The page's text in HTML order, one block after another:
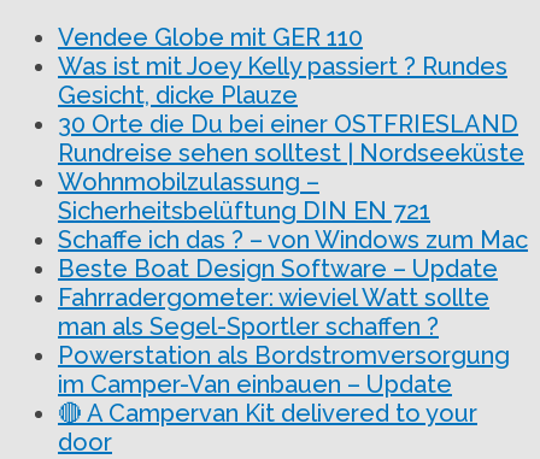
Vendee Globe mit GER 110
Was ist mit Joey Kelly passiert ? Rundes
Gesicht, dicke Plauze
30 Orte die Du bei einer OSTFRIESLAND
Rundreise sehen solltest | Nordseeküste
Wohnmobilzulassung –
Sicherheitsbelüftung DIN EN 721
Schaffe ich das ? – von Windows zum Mac
Beste Boat Design Software – Update
Fahrradergometer: wieviel Watt sollte
man als Segel-Sportler schaffen ?
Powerstation als Bordstromversorgung
im Camper-Van einbauen – Update
🔴 A Campervan Kit delivered to your
door